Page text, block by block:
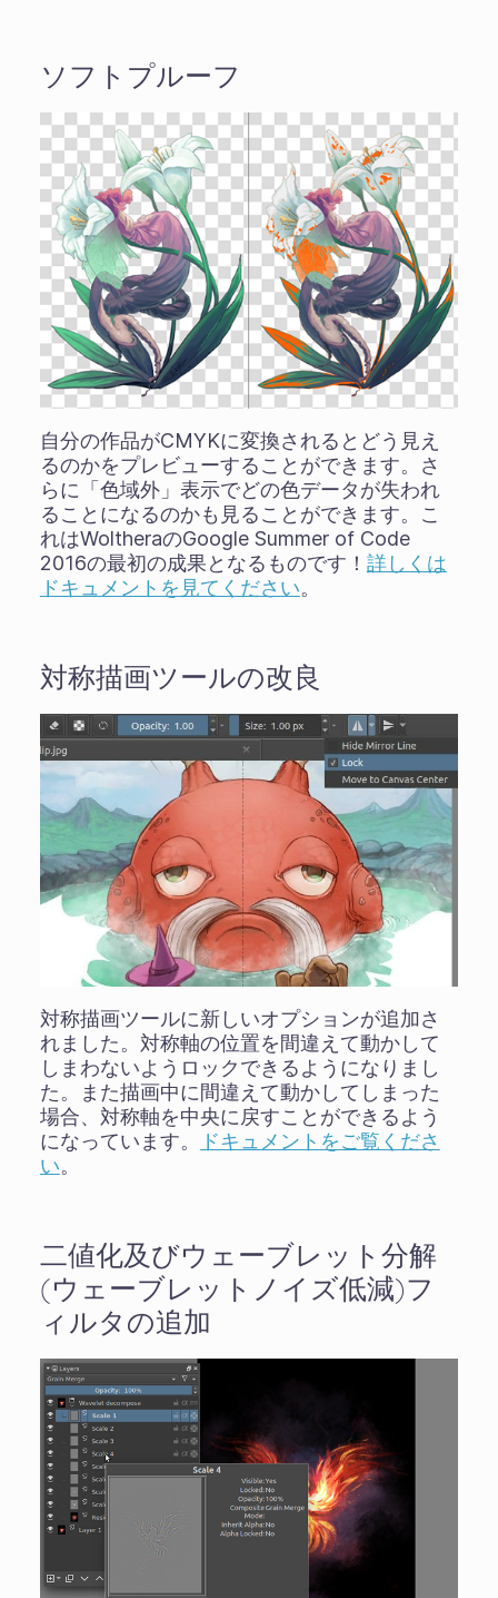
ソフトプルーフ
自分の作品がCMYKに変換されるとどう見え
るのかをプレビューすることができます。さ
らに「色域外」表示でどの色データが失われ
ることになるのかも見ることができます。こ
れはWoltheraのGoogle Summer of Code
2016の最初の成果となるものです！ 詳しくは
ドキュメントを見てください。
対称描画ツールの改良
対称描画ツールに新しいオプションが追加さ
れました。対称軸の位置を間違えて動かして
しまわないようロックできるようになりまし
た。また描画中に間違えて動かしてしまった
場合、対称軸を中央に戻すことができるよう
になっています。
ドキュメントをご覧くださ
い。
二値化及びウェーブレット分解
(ウェーブレットノイズ低減)フ
ィルタの追加